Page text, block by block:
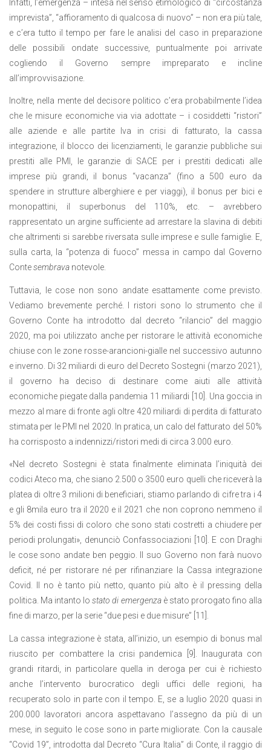
Infatti, l’emergenza – intesa nel senso etimologico di “circostanza
imprevista”, “affioramento di qualcosa di nuovo” – non era più tale,
e c’era tutto il tempo per fare le analisi del caso in preparazione
delle possibili ondate successive, puntualmente poi arrivate
cogliendo il Governo sempre impreparato e incline
all’improvvisazione.
Inoltre, nella mente del decisore politico c’era probabilmente l’idea
che le misure economiche via via adottate – i cosiddetti “ristori”
alle aziende e alle partite Iva in crisi di fatturato, la cassa
integrazione, il blocco dei licenziamenti, le garanzie pubbliche sui
prestiti alle PMI, le garanzie di SACE per i prestiti dedicati alle
imprese più grandi, il bonus “vacanza” (fino a 500 euro da
spendere in strutture alberghiere e per viaggi), il bonus per bici e
monopattini, il superbonus del 110%, etc. – avrebbero
rappresentato un argine sufficiente ad arrestare la slavina di debiti
che altrimenti si sarebbe riversata sulle imprese e sulle famiglie. E,
sulla carta, la “potenza di fuoco” messa in campo dal Governo
Contesembrava notevole.
Tuttavia, le cose non sono andate esattamente come previsto.
Vediamo brevemente perché. I ristori sono lo strumento che il
Governo Conte ha introdotto dal decreto “rilancio” del maggio
2020, ma poi utilizzato anche per ristorare le attività economiche
chiuse con le zone rosse-arancioni-gialle nel successivo autunno
e inverno. Di 32 miliardi di euro del Decreto Sostegni (marzo 2021),
il governo ha deciso di destinare come aiuti alle attività
economiche piegate dalla pandemia 11 miliardi [10]. Una goccia in
mezzo al mare di fronte agli oltre 420 miliardi di perdita di fatturato
stimata per le PMI nel 2020. In pratica, un calo del fatturato del 50%
ha corrisposto a indennizzi/ristori medi di circa 3.000 euro.
«Nel decreto Sostegni è stata finalmente eliminata l’iniquità dei
codici Ateco ma, che siano 2.500 o 3500 euro quelli che riceverà la
platea di oltre 3 milioni di beneficiari, stiamo parlando di cifre tra i 4
e gli 8mila euro tra il 2020 e il 2021 che non coprono nemmeno il
5% dei costi fissi di coloro che sono stati costretti a chiudere per
periodi prolungati», denunciò Confassociazioni [10]. E con Draghi
le cose sono andate ben peggio. Il suo Governo non farà nuovo
deficit, né per ristorare né per rifinanziare la Cassa integrazione
Covid. Il no è tanto più netto, quanto più alto è il pressing della
politica. Ma intanto lostato di emergenzaè stato prorogato fino alla
fine di marzo, per la serie “due pesi e due misure” [11].
La cassa integrazione è stata, all’inizio, un esempio di bonus mal
riuscito per combattere la crisi pandemica [9]. Inaugurata con
grandi ritardi, in particolare quella in deroga per cui è richiesto
anche l’intervento burocratico degli uffici delle regioni, ha
recuperato solo in parte con il tempo. E, se a luglio 2020 quasi in
200.000 lavoratori ancora aspettavano l’assegno da più di un
mese, in seguito le cose sono in parte migliorate. Con la causale
“Covid 19”, introdotta dal Decreto “Cura Italia” di Conte, il raggio di